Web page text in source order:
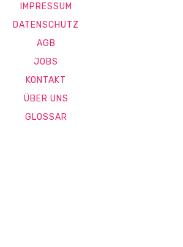
IMPRESSUM
DATENSCHUTZ
AGB
JOBS
KONTAKT
ÜBER UNS
GLOSSAR